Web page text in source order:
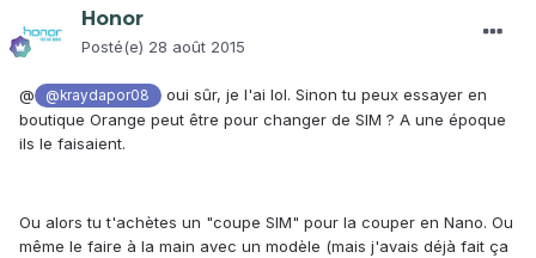
Honor
Posté(e) 28 août 2015
@ @kraydapor08
oui sûr, je l'ai lol. Sinon tu peux essayer en
boutique Orange peut être pour changer de SIM ? A une époque
ils le faisaient.
Ou alors tu t'achètes un "coupe SIM" pour la couper en Nano. Ou
même le faire à la main avec un modèle (mais j'avais déjà fait ça